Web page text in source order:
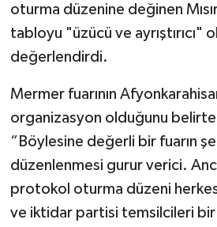
oturma düzenine değinen
tabloyu "üzücü ve ayrıştırıcı"
değerlendirdi.
Mermer fuarının
organizasyon olduğunu
“Böylesine değerli bir fuarın
düzenlenmesi gurur verici.
protokol oturma düzeni
ve iktidar partisi temsilcileri